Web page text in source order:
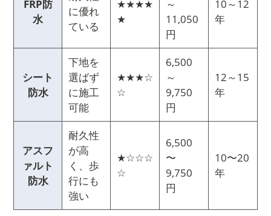
FRP防
水
に優れ
ている
★★★★
★
～
11,050
円
10～12
年
シート
防水
下地を
選ばず
に施工
可能
★★★☆
☆
6,500
～
9,750
円
12～15
年
アスフ
ァルト
防水
耐久性
が高
く、歩
行にも
強い
★☆☆☆
☆
6,500
〜
9,750
円
10〜20
年